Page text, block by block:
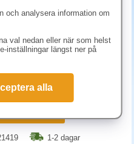
(inkl. moms)
1-2 dagar
och analysera information om
val nedan eller när som helst
inställningar längst ner på
alla